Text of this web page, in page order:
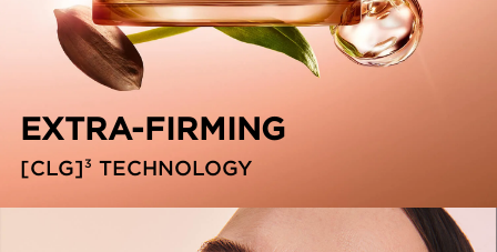
EXTRA-FIRMING
[CLG]3 TECHNOLOGY